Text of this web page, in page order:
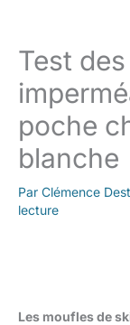
Test
poche
blanche
Par Clémence
lecture
Les moufles de